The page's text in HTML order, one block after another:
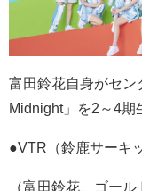
富田鈴花自身がセン
Midnight」を2 ～4期
●VTR （鈴鹿サーキ
（富田鈴花、ゴール